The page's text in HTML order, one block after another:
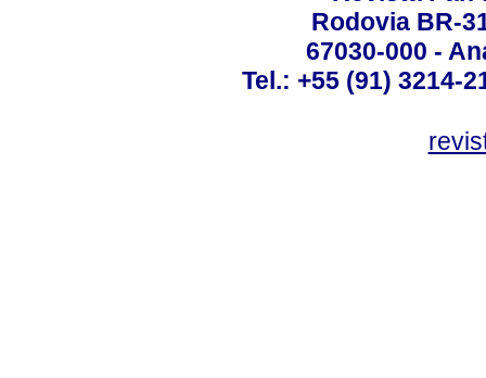
Rodovia BR-
67030-000 -
Tel.: +55 (91) 3214-